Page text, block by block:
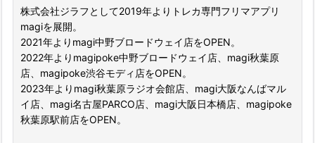
株式会社ジラフとして2019年よりトレカ専門フリマアプリ
magiを展開。
2021年よりmagi中野ブロードウェイ店をOPEN。
2022年よりmagipoke中野ブロードウェイ店、magi秋葉原
店、magipoke渋谷モディ店をOPEN。
2023年よりmagi秋葉原ラジオ会館店、magi大阪なんばマル
イ店、magi名古屋PARCO店、magi大阪日本橋店、magipoke
秋葉原駅前店をOPEN。